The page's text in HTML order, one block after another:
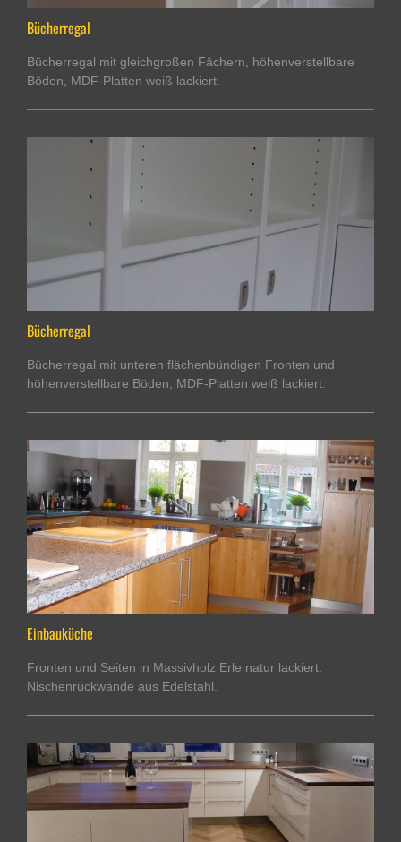
Bücherregal
Bücherregal mit gleichgroßen Fächern, höhenverstellbare
Böden, MDF-Platten weiß lackiert.
Bücherregal
Bücherregal mit unteren flächenbündigen Fronten und
höhenverstellbare Böden, MDF-Platten weiß lackiert.
Einbauküche
Fronten und Seiten in Massivholz Erle natur lackiert.
Nischenrückwände aus Edelstahl.